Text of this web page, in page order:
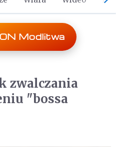
Modlitwa
zwalczania
"bossa